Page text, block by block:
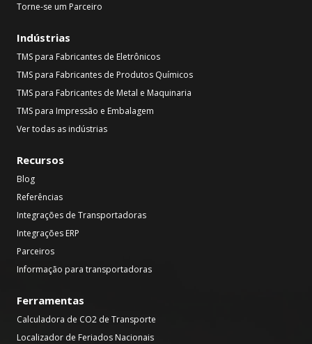
Torne-se um Parceiro
Indústrias
TMS para Fabricantes de Eletrônicos
TMS para Fabricantes de Produtos Químicos
TMS para Fabricantes de Metal e Maquinaria
TMS para Impressão e Embalagem
Ver todas as indústrias
Recursos
Blog
Referências
Integrações de Transportadoras
Integrações ERP
Parceiros
Informação para transportadoras
Ferramentas
Calculadora de CO2 de Transporte
Localizador de Feriados Nacionais